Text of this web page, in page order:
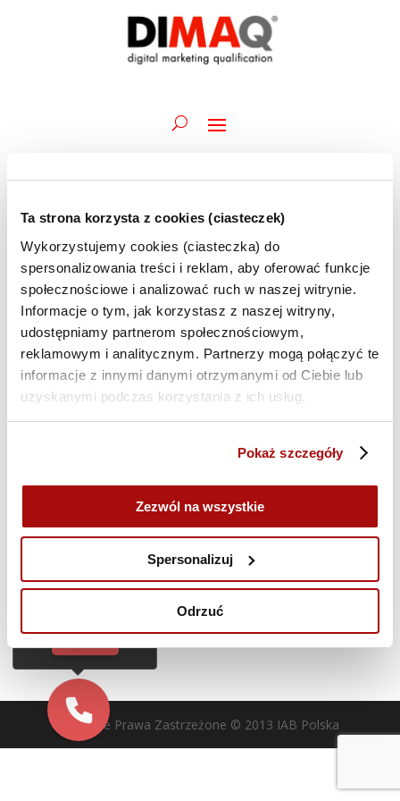
Ta strona korzysta z cookies (ciasteczek)
Wykorzystujemy cookies (ciasteczka) do
spersonalizowania treści i reklam, aby oferować funkcje
społecznościowe i analizować ruch w naszej witrynie.
Informacje o tym, jak korzystasz z naszej witryny,
udostępniamy partnerom społecznościowym,
reklamowym i analitycznym. Partnerzy mogą połączyć te
informacje z innymi danymi otrzymanymi od Ciebie lub
uzyskanymi podczas korzystania z ich usług.
Pokaż szczegóły
Zezwól na wszystkie
Spersonalizuj
Odrzuć
Wydarzenia
for
22
lipca
2024
Powiadomienie
Brak wydarzenia zaplanowanych na 22 lipca 2024. Przejdź do
następnego nadchodzącego wydarzenia.
po
Szukaj
22.07.2024
Wybierz
datę.
Poprzedni dzień Następny dzień
Zasubskrybuj kalendarz
Wszelkie Prawa Zastrzeżone © 2013 IAB Polska
Cześć!
do Ciebie za darmo
TAK